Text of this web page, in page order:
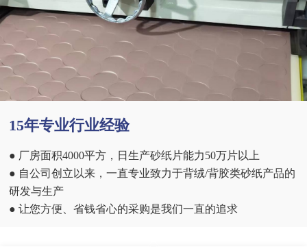
15年专业行业经验
● 厂房面积4000平方，日生产砂纸片能力50万片以上
● 自公司创立以来，一直专业致力于背绒/背胶类砂纸产品的
研发与生产
● 让您方便、省钱省心的采购是我们一直的追求